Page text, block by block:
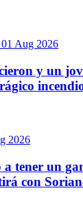
01 Aug 2026
y un
2026
tener un
con